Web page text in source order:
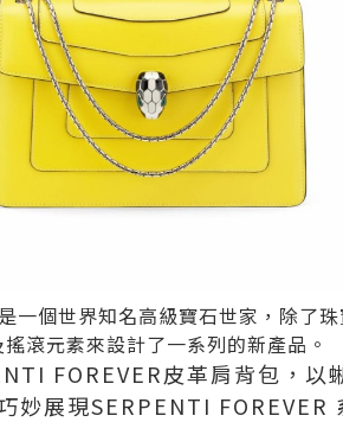
一個世界知名高級寶石世家，除了
滾元素來設計了一系列的新產品。
FOREVER皮革肩背包，
妙展現SERPENTI FOREVER